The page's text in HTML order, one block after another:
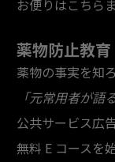
お便りはこちら
薬物防止教育
薬物の事実を知
「元常用者が語
公共サービス広
無料 E コースを